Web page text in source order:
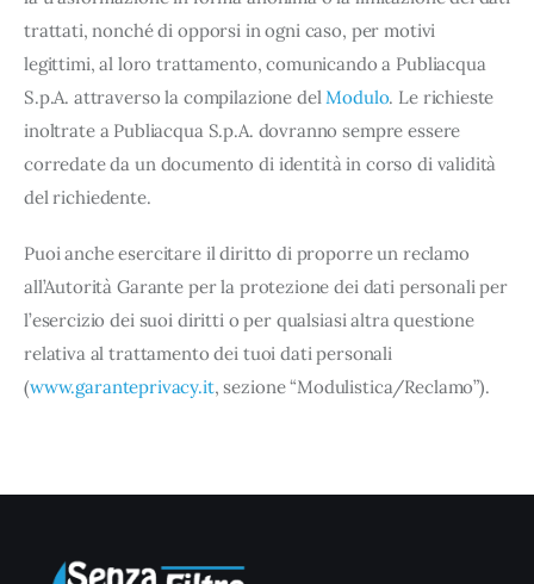
trattati, nonché di opporsi in ogni caso, per motivi
legittimi, al loro trattamento, comunicando a Publiacqua
S.p.A. attraverso la compilazione del Modulo. Le richieste
inoltrate a Publiacqua S.p.A. dovranno sempre essere
corredate da un documento di identità in corso di validità
del richiedente.
Puoi anche esercitare il diritto di proporre un reclamo
all’Autorità Garante per la protezione dei dati personali per
l’esercizio dei suoi diritti o per qualsiasi altra questione
relativa al trattamento dei tuoi dati personali
(www.garanteprivacy.it, sezione “Modulistica/Reclamo”).